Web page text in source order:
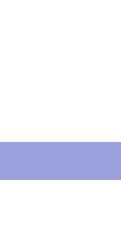
la quantité